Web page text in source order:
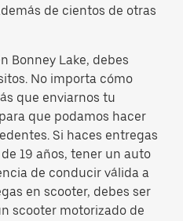
de cientos de otras
Bonney Lake, debes
No importa cómo
que enviarnos tu
que podamos hacer
Si haces entregas
19 años, tener un auto
de conducir válida a
en scooter, debes ser
scooter motorizado de